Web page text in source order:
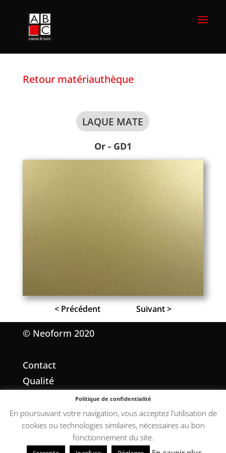
Retour matériauthèque
LAQUE MATE
Or - GD1
< Précédent Suivant >
© Neoform 2020
Contact
Qualité
Mentions légales
Conditions Générales de Vente
Politique de confidentialité
En poursuivant votre navigation, vous acceptez l'utilisation de
cookies ou technologies similaires, nécessaires au bon
fonctionnement du site.